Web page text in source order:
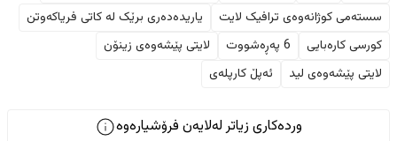
سستەمی کوژانەوەی ترافیک لایت
یاریدەدەری برێک لە کاتی فریاکەوتن
کورسی کارەبایی
6 پەڕەشووت
لایتی پێشەوەی زینۆن
لایتی پێشەوەی لید
ئەپڵ کارپلەی
وردەکاری زیاتر لەلایەن فرۆشیارەوە